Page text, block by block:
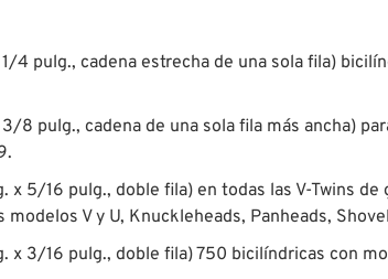
4 pulg., cadena estrecha de una sola fila)
8 pulg., cadena de una sola fila más ancha)
x 5/16 pulg., doble fila) en todas las V-Twins
V y U, Knuckleheads, Panheads,
x 3/16 pulg., doble fila) 750 bicilíndricas con